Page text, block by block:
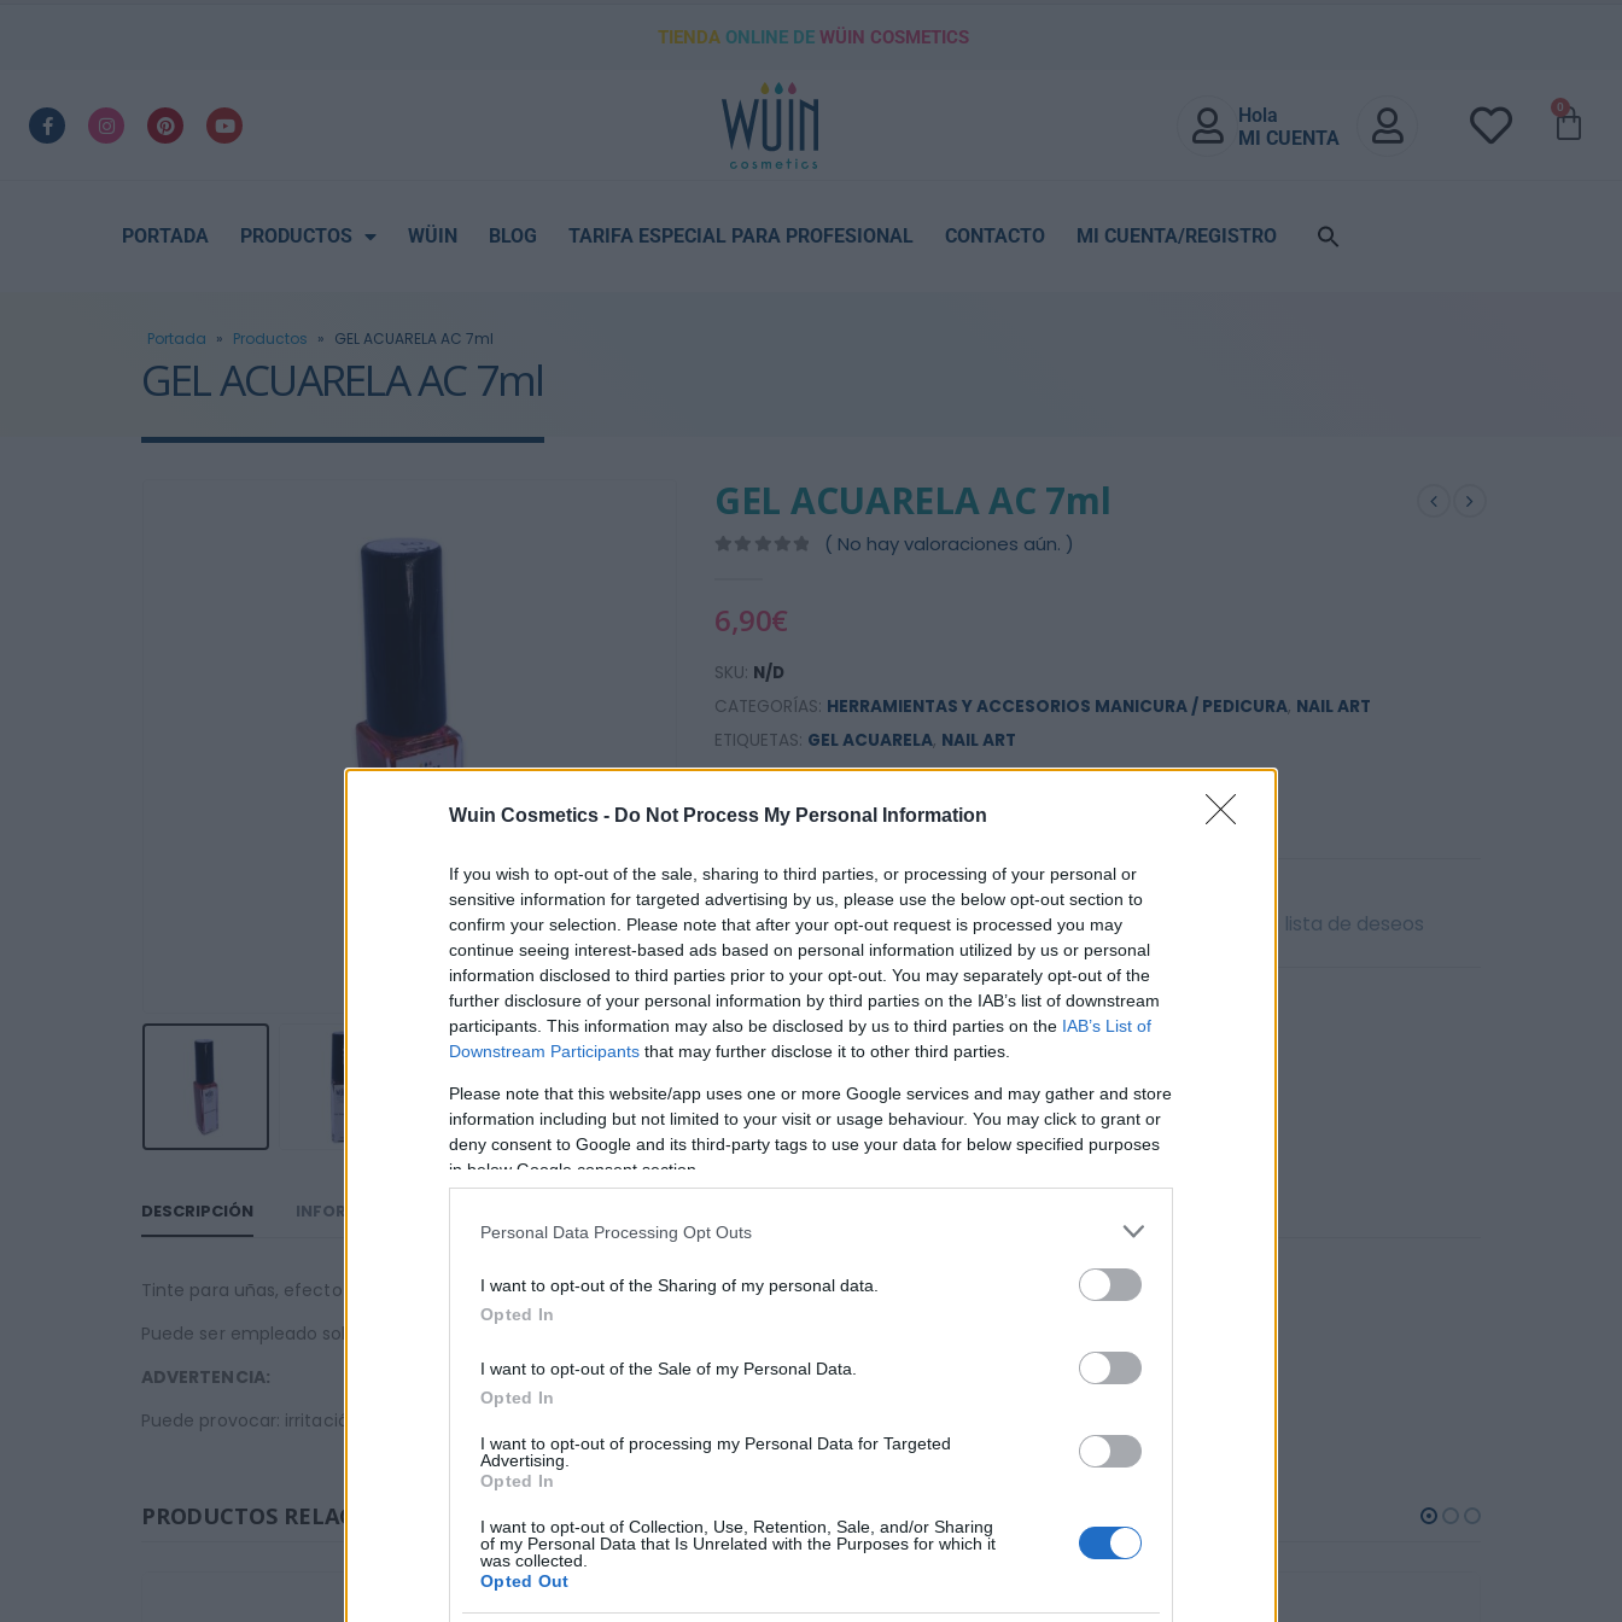
Wuin Cosmetics - Do Not Process My Personal Information
If you wish to opt-out of the sale, sharing to third parties, or processing of your personal or
sensitive information for targeted advertising by us, please use the below opt-out section to
confirm your selection. Please note that after your opt-out request is processed you may
continue seeing interest-based ads based on personal information utilized by us or personal
information disclosed to third parties prior to your opt-out. You may separately opt-out of the
further disclosure of your personal information by third parties on the IAB’s list of downstream
participants. This information may also be disclosed by us to third parties on the IAB’s List of
Downstream Participants that may further disclose it to other third parties.
Please note that this website/app uses one or more Google services and may gather and store
information including but not limited to your visit or usage behaviour. You may click to grant or
deny consent to Google and its third-party tags to use your data for below specified purposes
in below Google consent section.
Personal Data Processing Opt Outs
I want to opt-out of the Sharing of my personal data.
Opted In
I want to opt-out of the Sale of my Personal Data.
Opted In
I want to opt-out of processing my Personal Data for Targeted
Advertising.
Opted In
I want to opt-out of Collection, Use, Retention, Sale, and/or Sharing
of my Personal Data that Is Unrelated with the Purposes for which it
was collected.
Opted Out
TIENDA ONLINE DE WÜIN COSMETICS
Hola
MI CUENTA
0
PORTADA PRODUCTOS WÜIN BLOG TARIFA ESPECIAL PARA PROFESIONAL CONTACTO MI CUENTA/REGISTRO
Portada » Productos » GEL ACUARELA AC 7ml
GEL ACUARELA AC 7ml
GEL ACUARELA AC 7ml
( No hay valoraciones aún. )
6,90€
SKU: N/D
CATEGORÍAS: HERRAMIENTAS Y ACCESORIOS MANICURA / PEDICURA, NAIL ART
ETIQUETAS: GEL ACUARELA, NAIL ART
GEL ACUARELA
AÑADIR AL CARRITO Añadir a la lista de deseos
DESCRIPCIÓN INFORMACIÓN ADICIONAL
Tinte para uñas, efecto acuarela. Acuarela para decoracionesNail Art.
Puede ser empleado sobre cualquier superficie de la uña, gel, esmalte permanente, acrílico, polygel…
ADVERTENCIA:
Puede provocar: irritación ocular, irritación cutánea, alergia en la piel. Utilizar los medios de protección, gafas y mascarillas.
PRODUCTOS RELACIONADOS